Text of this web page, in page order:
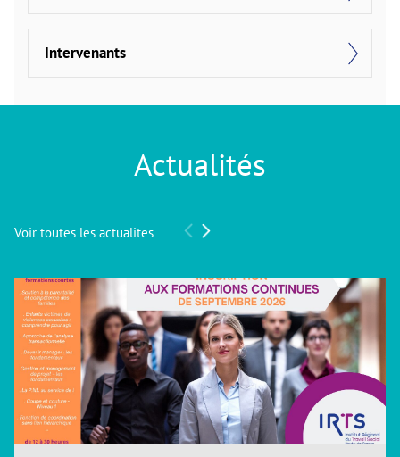
Intervenants
Actualités
Voir toutes les actualites